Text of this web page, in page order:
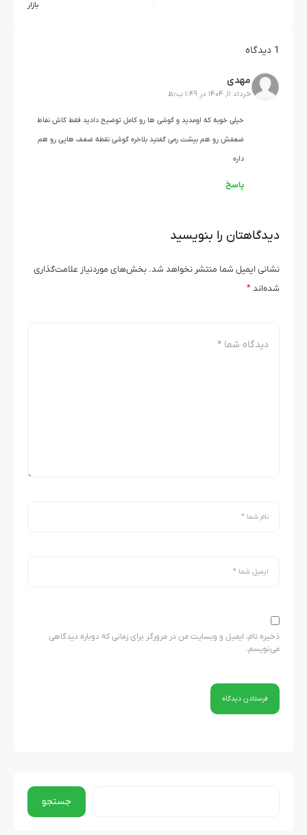
بازار
1 دیدگاه
مهدی
خرداد ۱۱, ۱۴۰۴ در ۱:۴۹ ب٫ظ
خیلی خوبه که اومدید و گوشی ها رو کامل توضیح دادید فقط کاش نفاط
ضعفش رو هم بیشت رمی گفتید بلاخره گوشی نقطه ضعف هایی رو هم
داره
پاسخ
دیدگاهتان را بنویسید
نشانی ایمیل شما منتشر نخواهد شد. بخش‌های موردنیاز علامت‌گذاری
شده‌اند*
ذخیره نام، ایمیل و وبسایت من در مرورگر برای زمانی که دوباره دیدگاهی
می‌نویسم.
جستجو